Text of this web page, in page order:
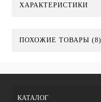
ХАРАКТЕРИСТИКИ
ПОХОЖИЕ ТОВАРЫ (8)
КАТАЛОГ